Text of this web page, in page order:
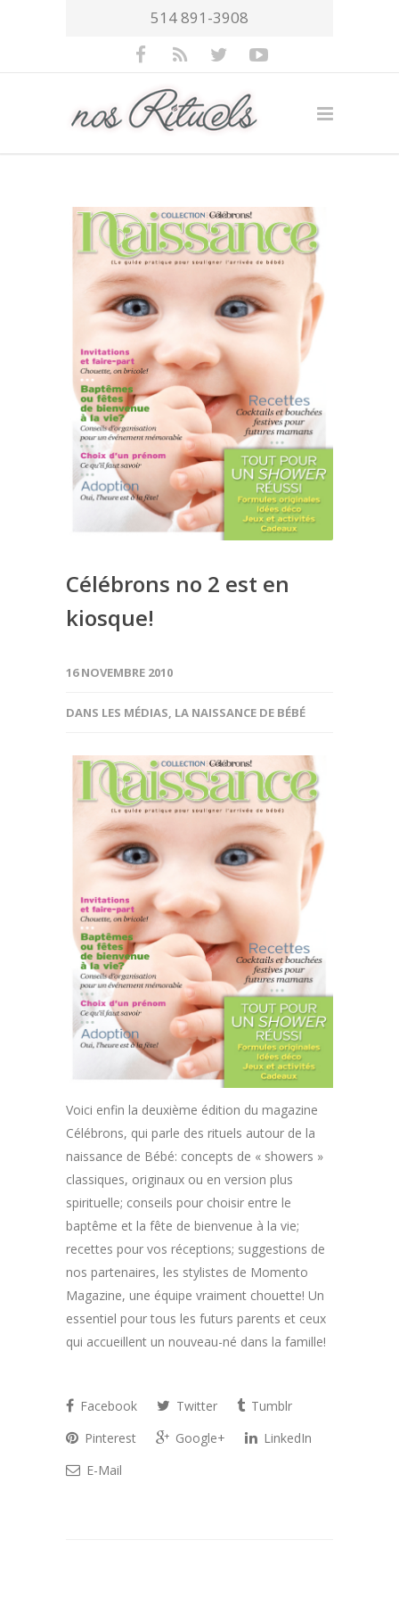
514 891-3908
Célébrons no 2 est en
kiosque!
16 NOVEMBRE 2010
DANS LES MÉDIAS, LA NAISSANCE DE BÉBÉ
Voici enfin la deuxième édition du magazine
Célébrons, qui parle des rituels autour de la
naissance de Bébé: concepts de « showers »
classiques, originaux ou en version plus
spirituelle; conseils pour choisir entre le
baptême et la fête de bienvenue à la vie;
recettes pour vos réceptions; suggestions de
nos partenaires, les stylistes de Momento
Magazine, une équipe vraiment chouette! Un
essentiel pour tous les futurs parents et ceux
qui accueillent un nouveau-né dans la famille!
Facebook Twitter
Tumblr
Pinterest
Google+
LinkedIn
E-Mail